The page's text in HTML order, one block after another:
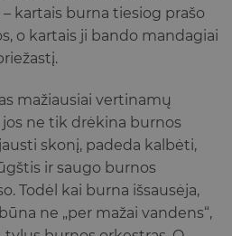
kartais burna tiesiog prašo
o kartais ji bando mandagiai
mažiausiai vertinamų
ne tik drėkina burnos
skonį, padeda kalbėti,
ir saugo burnos
Todėl kai burna išsausėja,
ne „per mažai vandens“,